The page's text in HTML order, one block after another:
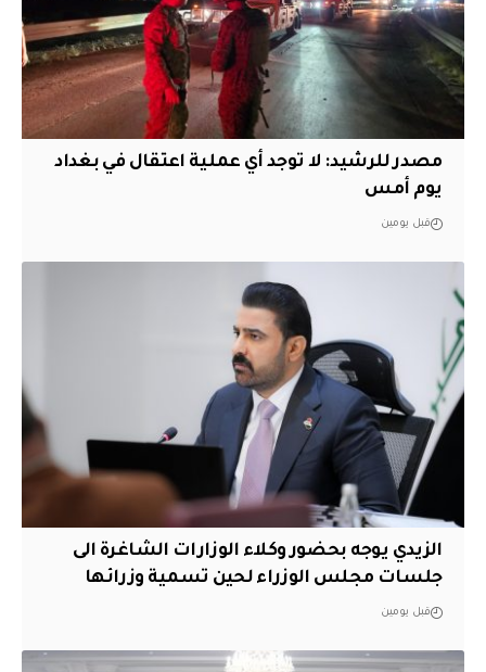
مصدر للرشيد: لا توجد أي عملية اعتقال في بغداد
يوم أمس
قبل يومين
الزيدي يوجه بحضور وكلاء الوزارات الشاغرة الى
جلسات مجلس الوزراء لحين تسمية وزرائها
قبل يومين